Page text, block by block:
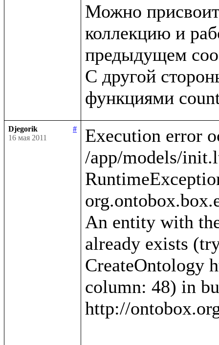
Можно
коллекцию и
предыдущем
С другой
Djegorik
#
16 мая 2011
Execution error
/app/models/
An entity with
already exists
CreateOntology
column: 48) in
http://